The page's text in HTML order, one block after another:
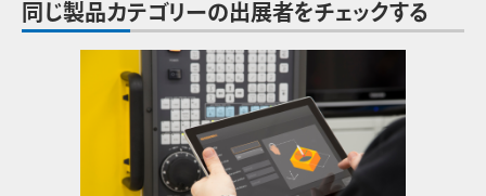
同じ製品カテゴリーの出展者をチェックする